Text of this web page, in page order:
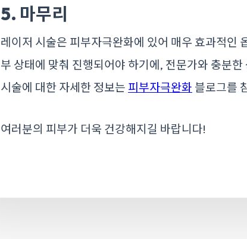
5. 마무리
레이저 시술은 피부자극완화에 있어 매우 효과적인
부 상태에 맞춰 진행되어야 하기에, 전문가와 충분
시술에 대한 자세한 정보는 피부자극완화 블로그를
여러분의 피부가 더욱 건강해지길 바랍니다!